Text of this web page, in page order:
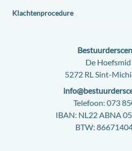
Klachtenprocedure
Contact:
Adres:
De Hoefsmid
5272 RL Sint-
E-
mail:Telefoon: 073
IBAN: NL22 ABNA
BTW: